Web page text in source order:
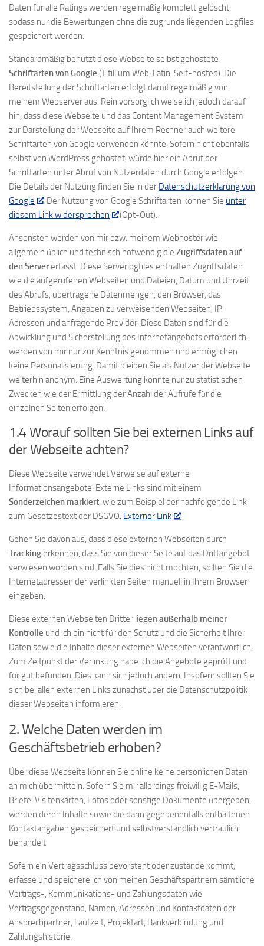
Daten für alle Ratings werden regelmäßig komplett gelöscht,
sodass nur die Bewertungen ohne die zugrunde liegenden Logfiles
gespeichert werden.
Standardmäßig benutzt diese Webseite selbst gehostete
Schriftarten von Google (Titillium Web, Latin, Self-hosted). Die
Bereitstellung der Schriftarten erfolgt damit regelmäßig von
meinem Webserver aus. Rein vorsorglich weise ich jedoch darauf
hin, dass diese Webseite und das Content Management System
zur Darstellung der Webseite auf Ihrem Rechner auch weitere
Schriftarten von Google verwenden könnte. Sofern nicht ebenfalls
selbst von WordPress gehostet, würde hier ein Abruf der
Schriftarten unter Abruf von Nutzerdaten durch Google erfolgen.
Die Details der Nutzung finden Sie in der Datenschutzerklärung von
Google
. Der Nutzung von Google Schriftarten können Sie unter
diesem Link widersprechen
(Opt-Out).
Ansonsten werden von mir bzw. meinem Webhoster wie
allgemein üblich und technisch notwendig die Zugriffsdaten auf
den Servererfasst. Diese Serverlogfiles enthalten Zugriffsdaten
wie die aufgerufenen Webseiten und Dateien, Datum und Uhrzeit
des Abrufs, übertragene Datenmengen, den Browser, das
Betriebssystem, Angaben zu verweisenden Webseiten, IP-
Adressen und anfragende Provider. Diese Daten sind für die
Abwicklung und Sicherstellung des Internetangebots erforderlich,
werden von mir nur zur Kenntnis genommen und ermöglichen
keine Personalisierung. Damit bleiben Sie als Nutzer der Webseite
weiterhin anonym. Eine Auswertung könnte nur zu statistischen
Zwecken wie der Ermittlung der Anzahl der Aufrufe für die
einzelnen Seiten erfolgen.
1.4 Worauf sollten Sie bei externen Links auf
der Webseite achten?
Diese Webseite verwendet Verweise auf externe
Informationsangebote. Externe Links sind mit einem
Sonderzeichen markiert, wie zum Beispiel der nachfolgende Link
zum Gesetzestext der DSGVO: Externer Link
Gehen Sie davon aus, dass diese externen Webseiten durch
Trackingerkennen, dass Sie von dieser Seite auf das Drittangebot
verwiesen worden sind. Falls Sie dies nicht möchten, sollten Sie die
Internetadressen der verlinkten Seiten manuell in Ihrem Browser
eingeben.
Diese externen Webseiten Dritter liegen außerhalb meiner
Kontrolle und ich bin nicht für den Schutz und die Sicherheit Ihrer
Daten sowie die Inhalte dieser externen Webseiten verantwortlich.
Zum Zeitpunkt der Verlinkung habe ich die Angebote geprüft und
für gut befunden. Dies kann sich jedoch ändern. Insofern sollten Sie
sich bei allen externen Links zunächst über die Datenschutzpolitik
dieser Webseiten informieren.
2. Welche Daten werden im
Geschäftsbetrieb erhoben?
Über diese Webseite können Sie online keine persönlichen Daten
an mich übermitteln. Sofern Sie mir allerdings freiwillig E-Mails,
Briefe, Visitenkarten, Fotos oder sonstige Dokumente übergeben,
werden deren Inhalte sowie die darin gegebenenfalls enthaltenen
Kontaktangaben gespeichert und selbstverständlich vertraulich
behandelt.
Sofern ein Vertragsschluss bevorsteht oder zustande kommt,
erfasse und speichere ich von meinen Geschäftspartnern sämtliche
Vertrags-, Kommunikations- und Zahlungsdaten wie
Vertragsgegenstand, Namen, Adressen und Kontaktdaten der
Ansprechpartner, Laufzeit, Projektart, Bankverbindung und
Zahlungshistorie.